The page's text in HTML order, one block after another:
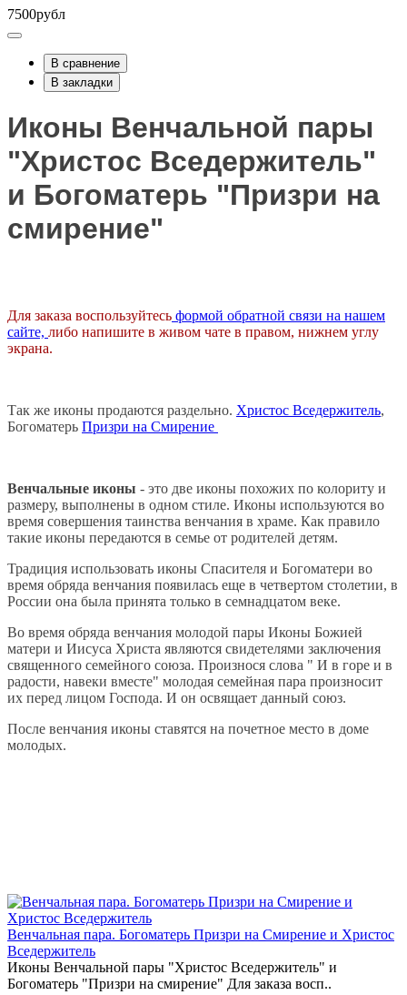
7500рубл
В сравнение
В закладки
Иконы Венчальной пары
"Христос Вседержитель"
и Богоматерь "Призри на
смирение"
Для заказа воспользуйтесь формой обратной связи на нашем
сайте, либо напишите в живом чате в правом, нижнем углу
экрана.
Так же иконы продаются раздельно. Христос Вседержитель,
Богоматерь Призри на Смирение
Венчальные иконы - это две иконы похожих по колориту и
размеру, выполнены в одном стиле. Иконы используются во
время совершения таинства венчания в храме. Как правило
такие иконы передаются в семье от родителей детям.
Традиция использовать иконы Спасителя и Богоматери во
время обряда венчания появилась еще в четвертом столетии, в
России она была принята только в семнадцатом веке.
Во время обряда венчания молодой пары Иконы Божией
матери и Иисуса Христа являются свидетелями заключения
священного семейного союза. Произнося слова " И в горе и в
радости, навеки вместе" молодая семейная пара произносит
их перед лицом Господа. И он освящает данный союз.
После венчания иконы ставятся на почетное место в доме
молодых.
Венчальная пара. Богоматерь Призри на Смирение и Христос
Вседержитель
Иконы Венчальной пары "Христос Вседержитель" и
Богоматерь "Призри на смирение" Для заказа восп..